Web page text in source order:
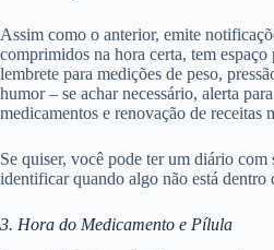
Assim como o anterior, emite
comprimidos na hora certa, tem espaço
lembrete para medições de peso,
humor – se achar necessário, alerta
medicamentos e renovação de receitas
Se quiser, você pode ter um diário com
identificar quando algo não está dentro
3. Hora do Medicamento e Pílula